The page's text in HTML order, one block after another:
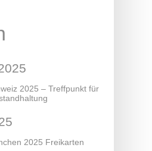
2025 – Treffpunkt für
2025 Freikarten